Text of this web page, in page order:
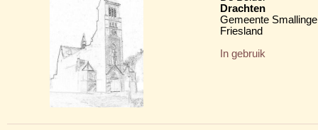
Drachten
Gemeente
Friesland
In gebruik